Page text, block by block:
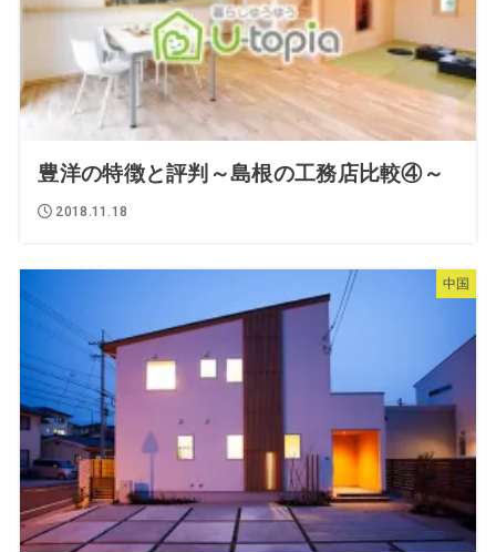
豊洋の特徴と評判～島根の工務店比較④～
2018.11.18
中国